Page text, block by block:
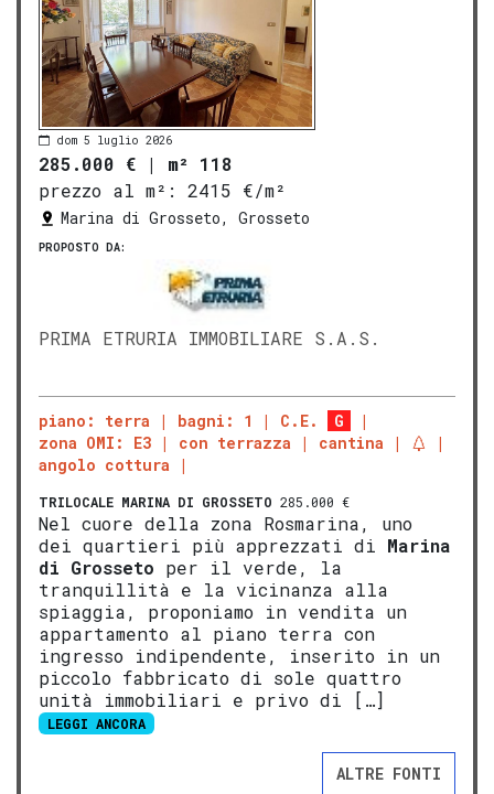
dom 5 luglio 2026
285.000 € | m² 118
prezzo al m²:
2415 €/m²
Marina di Grosseto, Grosseto
PROPOSTO DA:
PRIMA ETRURIA IMMOBILIARE S.A.S.
piano: terra bagni: 1 C.E.
G
zona OMI: E3
con terrazza
cantina
angolo cottura
TRILOCALE MARINA DI GROSSETO 285.000 €
Nel cuore della zona Rosmarina, uno
dei quartieri più apprezzati di Marina
di Grosseto per il verde, la
tranquillità e la vicinanza alla
spiaggia, proponiamo in vendita un
appartamento al piano terra con
ingresso indipendente, inserito in un
piccolo fabbricato di sole quattro
unità immobiliari e privo di […]
LEGGI ANCORA
ALTRE FONTI